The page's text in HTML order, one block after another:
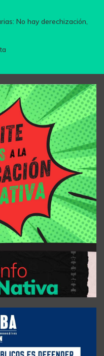
No hay derechización,